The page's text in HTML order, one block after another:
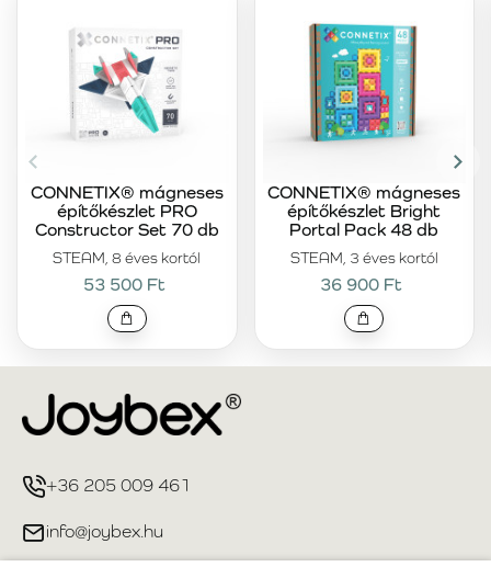
STEAM, 8 éves kortól
CONNETIX® mágneses
építőkészlet PRO
Constructor Set 70 db
53 500 Ft
STEAM, 3 éves kortól
CONNETIX® mágneses
építőkészlet Bright
Portal Pack 48 db
36 900 Ft
+36 205 009 461
info@joybex.hu